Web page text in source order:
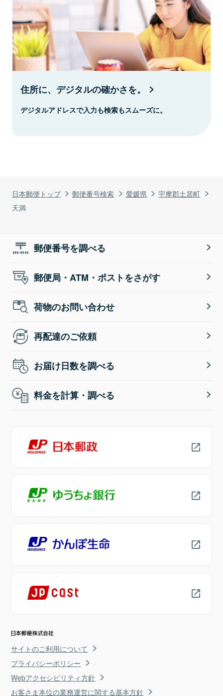
日本郵便トップ 郵便番号検索 愛媛県
宇摩郡土居町
天満
住所に、デジタルの確かさを。
デジタルアドレスで入力も検索もスムーズに。
郵便番号を調べる
郵便局・ATM・ポストをさがす
荷物のお問い合わせ
再配達のご依頼
お届け日数を調べる
料金を計算・調べる
サイトのご利用について
プライバシーポリシー
Webアクセシビリティ方針
お客さま本位の業務運営に関する基本方針